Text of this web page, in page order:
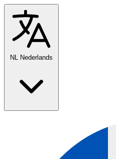
NL Nederlands